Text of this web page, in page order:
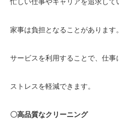
家事は負担となることがあります。
サービスを利用することで、仕事
ストレスを軽減できます。
〇高品質なクリーニング